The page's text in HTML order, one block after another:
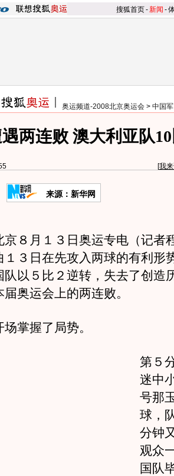
搜狐首页-新闻 -
奥运频道-2008北京奥运会 > 中国
两连败 澳大利亚队
[我
来源：新华网
８月１３日奥运专电（记者
１３日在先攻入两球的有利形
队以５比２逆转，失去了创造
奥运会上的两连败。
掌握了局势。
第５
迷中
号那
球，
分钟
观众
国队